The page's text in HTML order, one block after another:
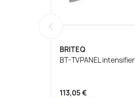
BRITEQ
BT-TVPANEL intensifier
113,05 €
‹